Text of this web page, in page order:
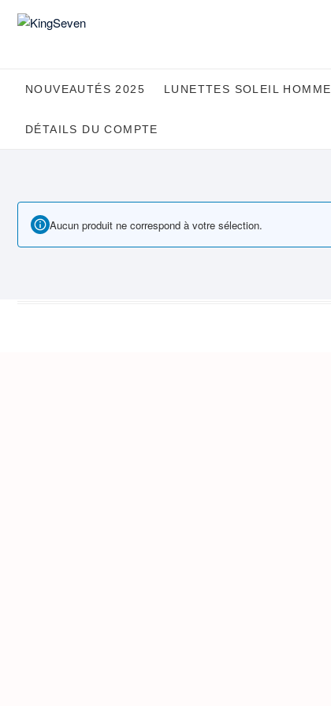
NOUVEAUTÉS 2025 LUNETTES SOLEIL HOMME
DÉTAILS DU COMPTE
Aucun produit ne correspond à votre sélection.